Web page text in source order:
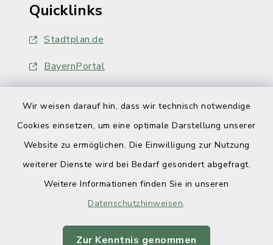
Wir weisen darauf hin, dass wir technisch notwendige
Cookies einsetzen, um eine optimale Darstellung unserer
Website zu ermöglichen. Die Einwilligung zur Nutzung
weiterer Dienste wird bei Bedarf gesondert abgefragt.
Weitere Informationen finden Sie in unseren
Datenschutzhinweisen.
Zur Kenntnis genommen
Quicklinks
Stadtplan.de
BayernPortal
Barrierefreiheit